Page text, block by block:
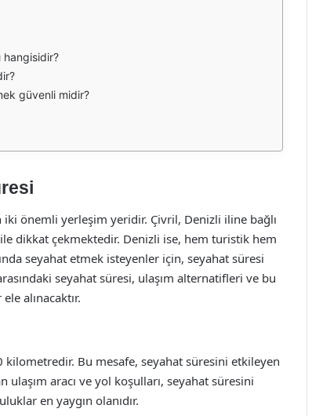
hangisidir?
güvenli midir?
iki önemli yerleşim yeridir. Çivril, Denizli iline bağlı
dikkat çekmektedir. Denizli ise, hem turistik hem
seyahat etmek isteyenler için, seyahat süresi
seyahat süresi, ulaşım alternatifleri ve bu
alınacaktır.
kilometredir. Bu mesafe, seyahat süresini etkileyen
aracı ve yol koşulları, seyahat süresini
en yaygın olanıdır.